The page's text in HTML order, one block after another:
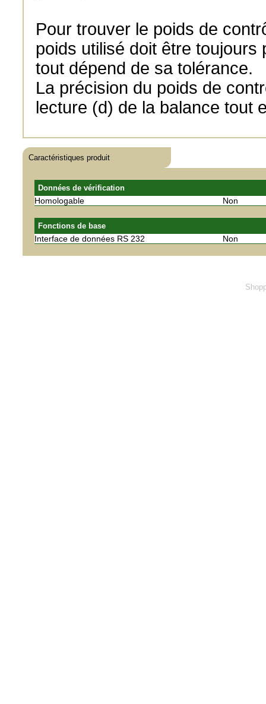
Pour trouver le poids de
poids utilisé doit être
tout dépend de sa tolérance.
La précision du poids de
lecture (d) de la balance tout
Caractéristiques produit
Données de vérification
Homologable Non
Fonctions de base
Interface de données RS 232 Non